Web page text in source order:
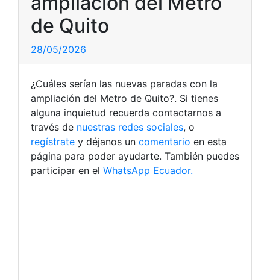
de Quito
28/05/2026
¿Cuáles serían las nuevas paradas con la
ampliación del Metro de Quito?. Si tienes
alguna inquietud recuerda contactarnos a
través de nuestras redes sociales, o
regístrate y déjanos un comentario en esta
página para poder ayudarte. También puedes
participar en el WhatsApp Ecuador.